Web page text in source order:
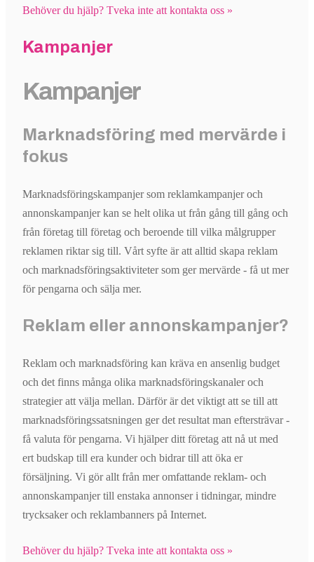
Behöver du hjälp? Tveka inte att kontakta oss »
Kampanjer
Kampanjer
Marknadsföring med mervärde i
fokus
Marknadsföringskampanjer som reklamkampanjer och
annonskampanjer kan se helt olika ut från gång till gång och
från företag till företag och beroende till vilka målgrupper
reklamen riktar sig till. Vårt syfte är att alltid skapa reklam
och marknadsföringsaktiviteter som ger mervärde - få ut mer
för pengarna och sälja mer.
Reklam eller annonskampanjer?
Reklam och marknadsföring kan kräva en ansenlig budget
och det finns många olika marknadsföringskanaler och
strategier att välja mellan. Därför är det viktigt att se till att
marknadsföringssatsningen ger det resultat man eftersträvar -
få valuta för pengarna. Vi hjälper ditt företag att nå ut med
ert budskap till era kunder och bidrar till att öka er
försäljning. Vi gör allt från mer omfattande reklam- och
annonskampanjer till enstaka annonser i tidningar, mindre
trycksaker och reklambanners på Internet.
Behöver du hjälp? Tveka inte att kontakta oss »